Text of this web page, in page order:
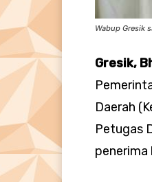
Wabup Gresik
Gresik,
Daerah
Petugas
penerima